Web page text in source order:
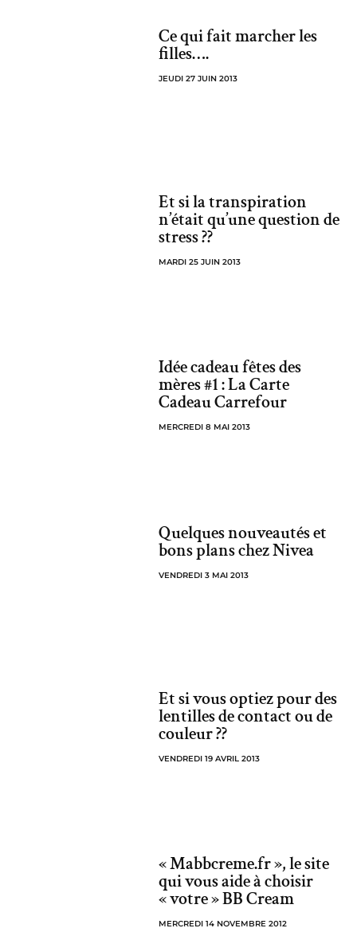
Ce qui fait marcher les
filles….
JEUDI 27 JUIN 2013
Et si la transpiration
n’était qu’une question de
stress ??
MARDI 25 JUIN 2013
Idée cadeau fêtes des
mères #1 : La Carte
Cadeau Carrefour
MERCREDI 8 MAI 2013
Quelques nouveautés et
bons plans chez Nivea
VENDREDI 3 MAI 2013
Et si vous optiez pour des
lentilles de contact ou de
couleur ??
VENDREDI 19 AVRIL 2013
« Mabbcreme.fr », le site
qui vous aide à choisir
« votre » BB Cream
MERCREDI 14 NOVEMBRE 2012